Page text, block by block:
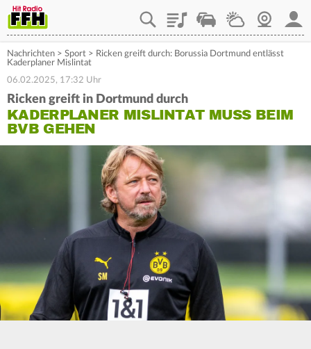
PlaylistStaupilotWetterWebcam
Nachrichten > Sport > Ricken greift durch: Borussia Dortmund entlässt
Kaderplaner Mislintat
06.02.2025, 17:32 Uhr
Ricken greift in Dortmund durch
KADERPLANER MISLINTAT MUSS BEIM
BVB GEHEN